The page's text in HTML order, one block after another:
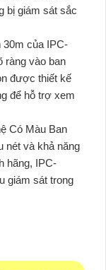
bị giám sát sắc
30m của IPC-
ràng vào ban
được thiết kế
để hỗ trợ xem
Có Màu Ban
nét và khả năng
hãng, IPC-
giám sát trong